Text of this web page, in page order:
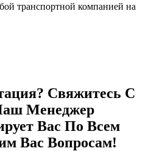
транспортной компанией на
Свяжитесь С
Менеджер
Вас По Всем
Вас Вопросам!